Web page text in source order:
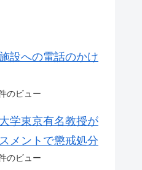
設への電話のかけ
のビュー
学東京有名教授が
メントで懲戒処分
のビュー